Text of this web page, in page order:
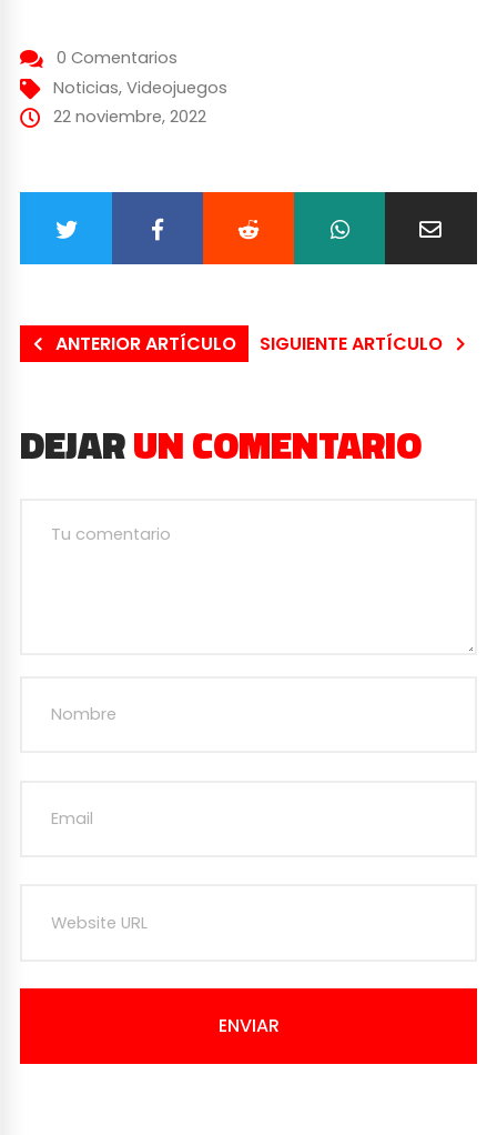
0 Comentarios
Noticias, Videojuegos
22 noviembre, 2022
ANTERIOR ARTÍCULO SIGUIENTE ARTÍCULO
DEJARUN COMENTARIO
ENVIAR